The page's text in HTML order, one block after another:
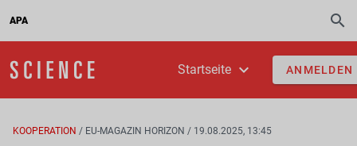
APA
Startseite ANMELDEN
KOOPERATION / EU-MAGAZIN HORIZON / 19.08.2025, 13:45